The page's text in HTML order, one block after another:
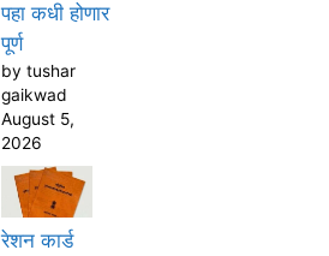
पहा कधी होणार
पूर्ण
by tushar
gaikwad
August 5,
2026
रेशन कार्ड